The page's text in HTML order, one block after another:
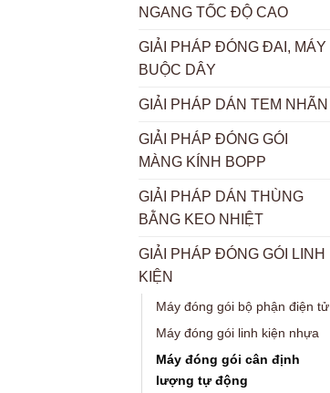
NGANG TỐC ĐỘ CAO
GIẢI PHÁP ĐÓNG ĐAI, MÁY
BUỘC DÂY
GIẢI PHÁP DÁN TEM NHÃN
GIẢI PHÁP ĐÓNG GÓI
MÀNG KÍNH BOPP
GIẢI PHÁP DÁN THÙNG
BẰNG KEO NHIỆT
GIẢI PHÁP ĐÓNG GÓI LINH
KIỆN
Máy đóng gói bộ phận điện tử
Máy đóng gói linh kiện nhựa
Máy đóng gói cân định
lượng tự động